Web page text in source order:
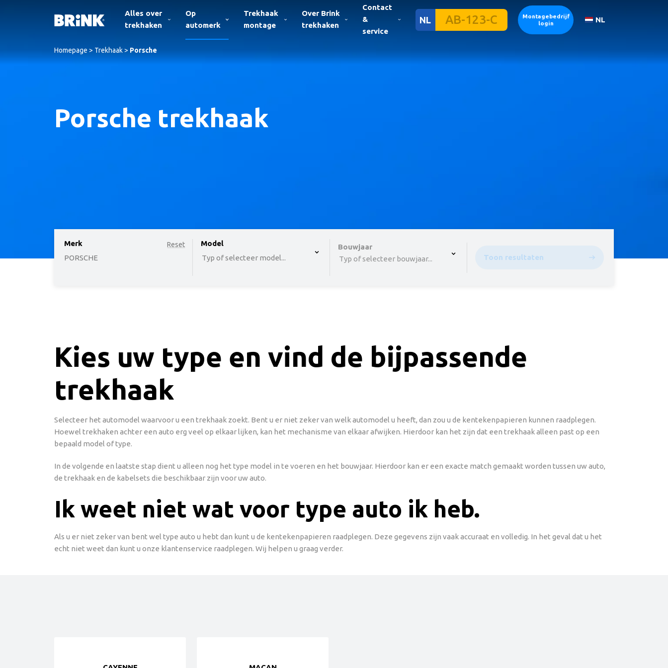
Alles over
trekhaken
Op
automerk
Trekhaak
montage
Over Brink
trekhaken
Contact
&
service
NL
Montagebedrijf
login
NL
Homepage > Trekhaak > Porsche
Porsche trekhaak
Reset
Merk
PORSCHE
option , selected. Select is focused ,type to refine list, press Down to open the menu,
Model
Typ of selecteer model...
Bouwjaar
Typ of selecteer bouwjaar...
Toon resultaten
Kies uw type en vind de bijpassende
trekhaak
Selecteer het automodel waarvoor u een trekhaak zoekt. Bent u er niet zeker van welk automodel u heeft, dan zou u de kentekenpapieren kunnen raadplegen.
Hoewel trekhaken achter een auto erg veel op elkaar lijken, kan het mechanisme van elkaar afwijken. Hierdoor kan het zijn dat een trekhaak alleen past op een
bepaald model of type.
In de volgende en laatste stap dient u alleen nog het type model in te voeren en het bouwjaar. Hierdoor kan er een exacte match gemaakt worden tussen uw auto,
de trekhaak en de kabelsets die beschikbaar zijn voor uw auto.
Ik weet niet wat voor type auto ik heb.
Als u er niet zeker van bent wel type auto u hebt dan kunt u de kentekenpapieren raadplegen. Deze gegevens zijn vaak accuraat en volledig. In het geval dat u het
echt niet weet dan kunt u onze klantenservice raadplegen. Wij helpen u graag verder.